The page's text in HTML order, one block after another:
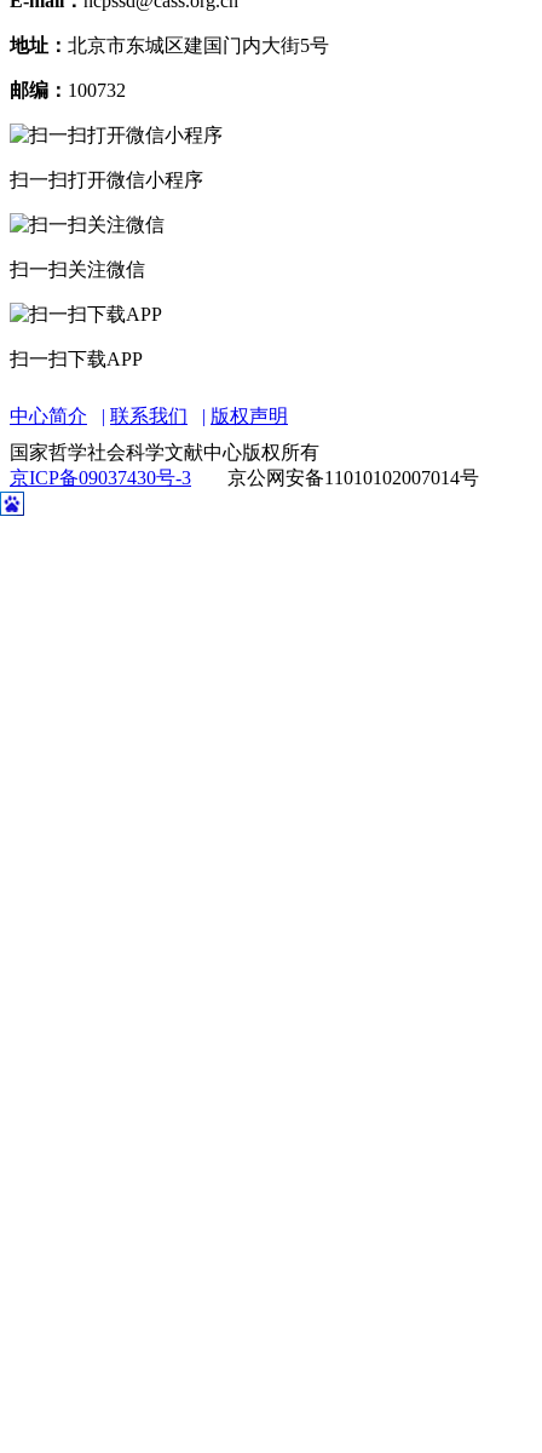
地址： 北京市东城区建国门内大街5号
邮编： 100732
扫一扫打开微信小程序
扫一扫关注微信
扫一扫下载APP
中心简介 联系我们
版权声明
国家哲学社会科学文献中心版权所有
京ICP备09037430号-3
京公网安备11010102007014号